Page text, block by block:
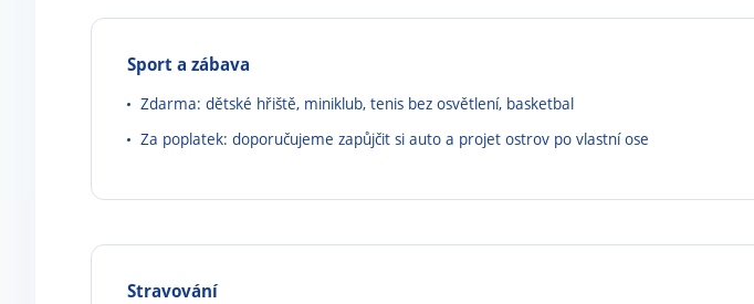
Sport a zábava
Zdarma: dětské hřiště, miniklub, tenis bez osvětlení, basketbal
Za poplatek: doporučujeme zapůjčit si auto a projet ostrov po vlastní ose
Stravování